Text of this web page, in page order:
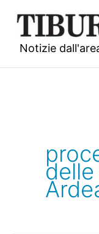
contenuto
Notizie